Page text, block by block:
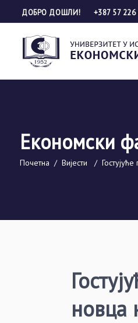
ДОБРО ДОШЛИ! +387 57 226
Економски
Почетна / Вијести /
новца